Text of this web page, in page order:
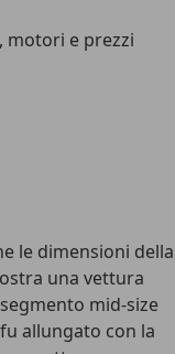
motori e prezzi
le dimensioni della
una vettura
mid-size
allungato con la